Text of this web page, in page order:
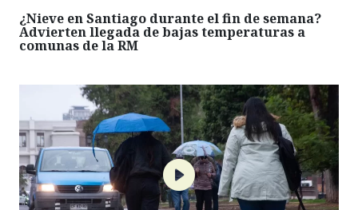
¿Nieve en Santiago durante el fin de semana?
Advierten llegada de bajas temperaturas a
comunas de la RM